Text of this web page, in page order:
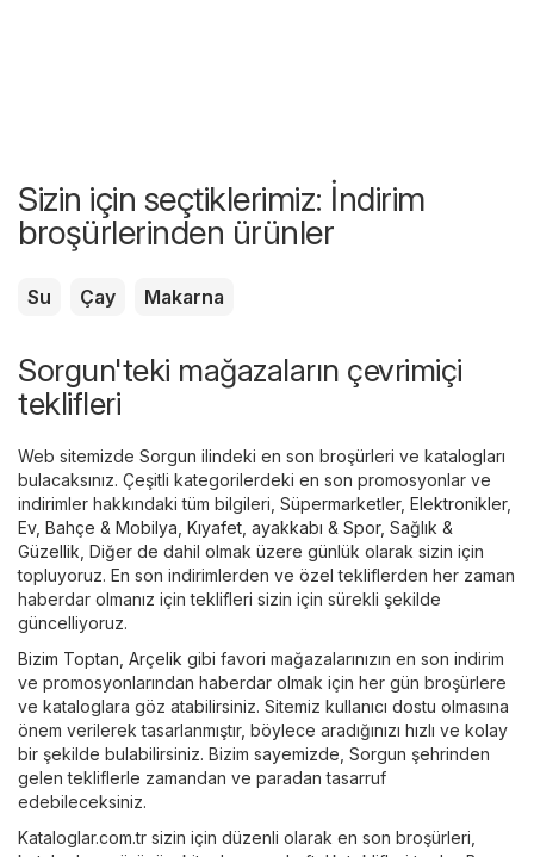
Sizin için seçtiklerimiz: İndirim
broşürlerinden ürünler
Su Çay Makarna
Sorgun'teki mağazaların çevrimiçi
teklifleri
Web sitemizde Sorgun ilindeki en son broşürleri ve katalogları
bulacaksınız. Çeşitli kategorilerdeki en son promosyonlar ve
indirimler hakkındaki tüm bilgileri, Süpermarketler, Elektronikler,
Ev, Bahçe & Mobilya Kıyafet, ayakkabı & Spor, Sağlık &
Güzellik Diğer de dahil olmak üzere günlük olarak sizin için
topluyoruz. En son indirimlerden ve özel tekliflerden her zaman
haberdar olmanız için teklifleri sizin için sürekli şekilde
güncelliyoruz.
Bizim Toptan Arçelik gibi favori mağazalarınızın en son indirim
ve promosyonlarından haberdar olmak için her gün broşürlere
ve kataloglara göz atabilirsiniz. Sitemiz kullanıcı dostu olmasına
önem verilerek tasarlanmıştır, böylece aradığınızı hızlı ve kolay
bir şekilde bulabilirsiniz. Bizim sayemizde, Sorgun şehrinden
gelen tekliflerle zamandan ve paradan tasarruf
edebileceksiniz.
Kataloglar.com.tr sizin için düzenli olarak en son broşürleri,